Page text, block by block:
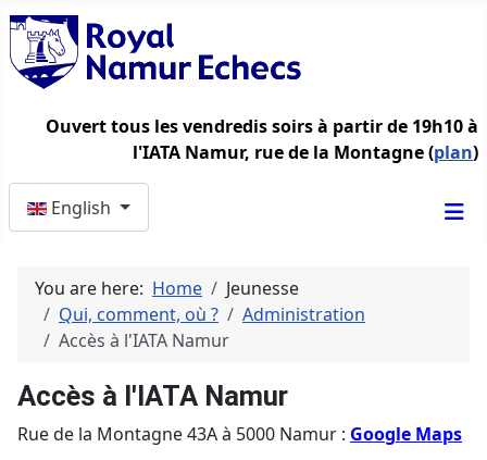
Ouvert tous les vendredis soirs à partir de 19h10 à
l'IATA Namur, rue de la Montagne (plan)
English
You are here: Home
Jeunesse
Qui, comment, où ?
Administration
Accès à l'IATA Namur
Accès à l'IATA Namur
Rue de la Montagne 43A à 5000 Namur : Google Maps